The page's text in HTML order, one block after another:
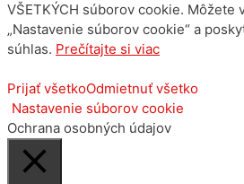
VŠETKÝCH súborov cookie. Môžete
„Nastavenie súborov cookie“ a
súhlas. Prečítajte si viac
Prijať všetkoOdmietnuť všetko
Nastavenie súborov cookie
Ochrana osobných údajov